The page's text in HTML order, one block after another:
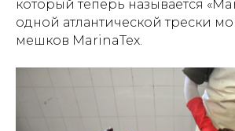
который теперь называется
одной атлантической трески
мешков MarinaTex.